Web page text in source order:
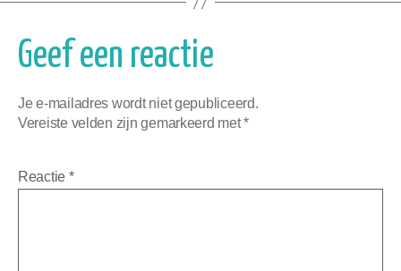
Geef een reactie
Je e-mailadres wordt niet gepubliceerd.
Vereiste velden zijn gemarkeerd met*
Reactie *